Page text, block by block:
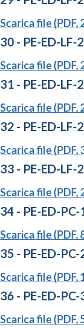
Scarica file (PDF,
30 - PE-ED-LF-
Scarica file (PDF,
31 - PE-ED-LF-
Scarica file (PDF,
32 - PE-ED-LF-
Scarica file (PDF,
33 - PE-ED-LF-
Scarica file (PDF,
34 - PE-ED-PC-
Scarica file (PDF,
35 - PE-ED-PC-
Scarica file (PDF,
36 - PE-ED-PC-
Scarica file (PDF,